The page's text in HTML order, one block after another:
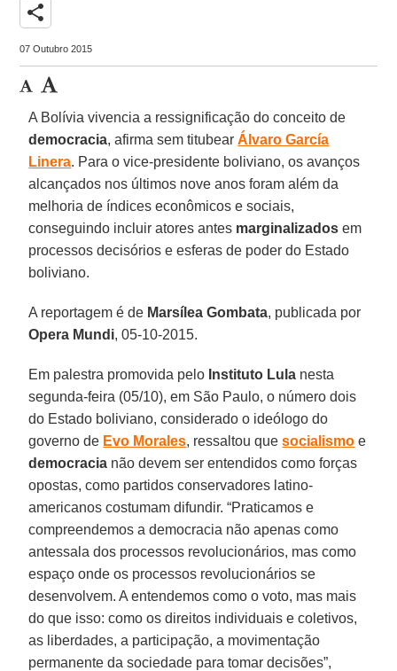
share
07 Outubro 2015
A Bolívia vivencia a ressignificação do conceito de
democracia, afirma sem titubearÁlvaro García
Linera. Para o vice-presidente boliviano, os avanços
alcançados nos últimos nove anos foram além da
melhoria de índices econômicos e sociais,
conseguindo incluir atores antes marginalizados em
processos decisórios e esferas de poder do Estado
boliviano.
A reportagem é de Marsílea Gombata, publicada por
Opera Mundi, 05-10-2015.
Em palestra promovida pelo Instituto Lula nesta
segunda-feira (05/10), em São Paulo, o número dois
do Estado boliviano, considerado o ideólogo do
governo de Evo Morales, ressaltou quesocialismo e
democracia não devem ser entendidos como forças
opostas, como partidos conservadores latino-
americanos costumam difundir. “Praticamos e
compreendemos a democracia não apenas como
antessala dos processos revolucionários, mas como
espaço onde os processos revolucionários se
desenvolvem. A entendemos como o voto, mas mais
do que isso: como os direitos individuais e coletivos,
as liberdades, a participação, a movimentação
permanente da sociedade para tomar decisões”,